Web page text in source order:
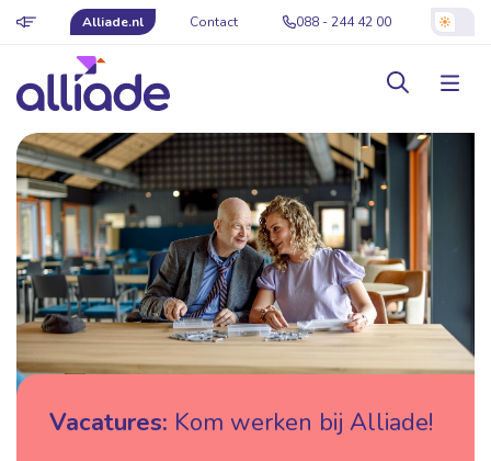
Alliade.nl Contact 088 - 244 42 00
Vacatures: Kom werken bij Alliade!